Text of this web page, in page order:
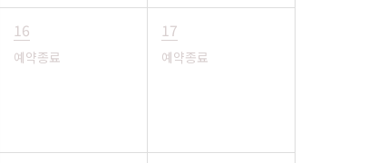
16
예약종료
17
예약종료